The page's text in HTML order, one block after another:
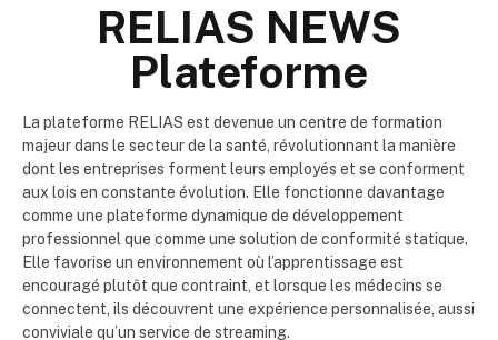
RELIAS NEWS
Plateforme
La plateforme RELIAS est devenue un centre de formation
majeur dans le secteur de la santé, révolutionnant la manière
dont les entreprises forment leurs employés et se conforment
aux lois en constante évolution. Elle fonctionne davantage
comme une plateforme dynamique de développement
professionnel que comme une solution de conformité statique.
Elle favorise un environnement où l’apprentissage est
encouragé plutôt que contraint, et lorsque les médecins se
connectent, ils découvrent une expérience personnalisée, aussi
conviviale qu’un service de streaming.